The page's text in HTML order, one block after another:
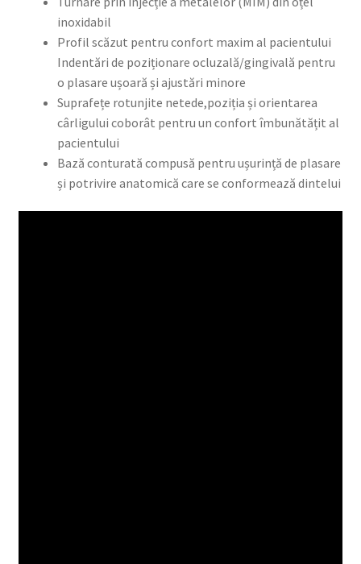
inoxidabil
Profil scăzut pentru confort maxim al pacientului
Indentări de poziționare ocluzală/gingivală pentru
o plasare ușoară și ajustări minore
Suprafețe rotunjite netede,poziția și orientarea
cârligului coborât pentru un confort îmbunătățit al
pacientului
Bază conturată compusă pentru ușurință de plasare
și potrivire anatomică care se conformează dintelui